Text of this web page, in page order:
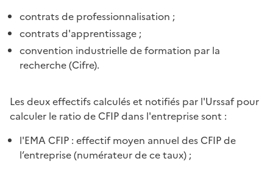
contrats de professionnalisation ;
contrats d'apprentissage ;
convention industrielle de formation par la
recherche (Cifre).
Les deux effectifs calculés et notifiés par l'Urssaf pour
calculer le ratio de CFIP dans l'entreprise sont :
l'EMA CFIP : effectif moyen annuel des CFIP de
l’entreprise (numérateur de ce taux) ;